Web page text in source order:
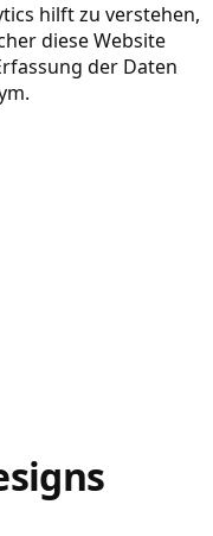
hilft zu verstehen,
diese Website
der Daten